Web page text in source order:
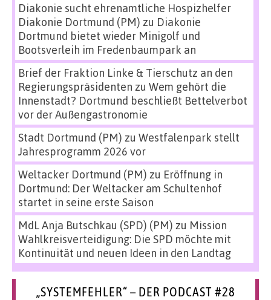
Diakonie sucht ehrenamtliche Hospizhelfer
Diakonie Dortmund (PM) zu Diakonie
Dortmund bietet wieder Minigolf und
Bootsverleih im Fredenbaumpark an
Brief der Fraktion Linke & Tierschutz an den
Regierungspräsidenten zu Wem gehört die
Innenstadt? Dortmund beschließt Bettelverbot
vor der Außengastronomie
Stadt Dortmund (PM) zu Westfalenpark stellt
Jahresprogramm 2026 vor
Weltacker Dortmund (PM) zu Eröffnung in
Dortmund: Der Weltacker am Schultenhof
startet in seine erste Saison
MdL Anja Butschkau (SPD) (PM) zu Mission
Wahlkreisverteidigung: Die SPD möchte mit
Kontinuität und neuen Ideen in den Landtag
„SYSTEMFEHLER“ – DER PODCAST #28